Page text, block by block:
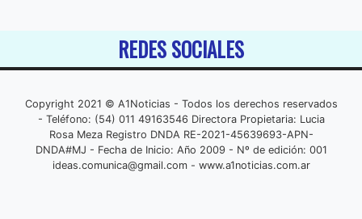
REDES SOCIALES
Copyright 2021 © A1Noticias - Todos los derechos reservados
- Teléfono: (54) 011 49163546 Directora Propietaria: Lucia
Rosa Meza Registro DNDA RE-2021-45639693-APN-
DNDA#MJ - Fecha de Inicio: Año 2009 - Nº de edición: 001
ideas.comunica@gmail.com- www.a1noticias.com.ar